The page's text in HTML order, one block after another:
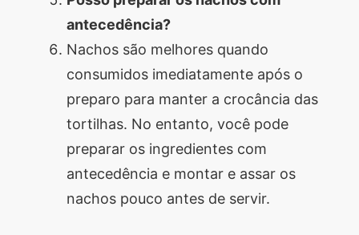
antecedência?
Nachos são melhores quando
consumidos imediatamente após o
preparo para manter a crocância das
tortilhas. No entanto, você pode
preparar os ingredientes com
antecedência e montar e assar os
nachos pouco antes de servir.